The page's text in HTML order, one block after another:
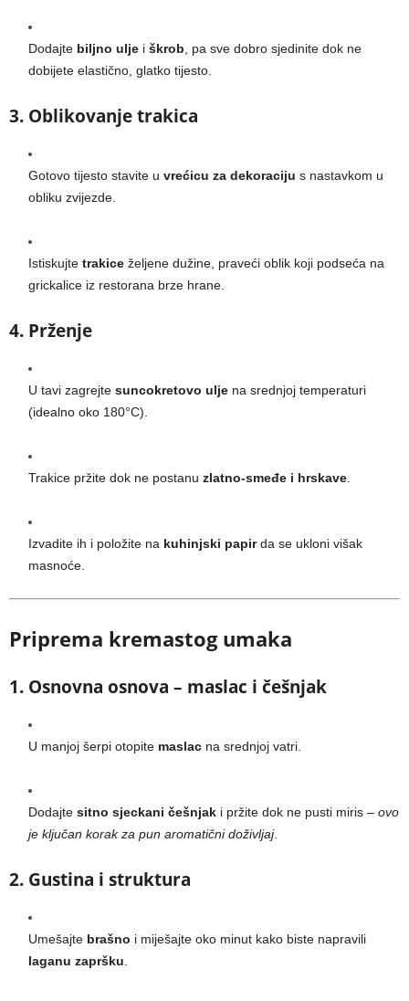
Dodajte biljno ulje i škrob , pa sve dobro sjedinite dok ne
dobijete elastično, glatko tijesto.
3. Oblikovanje trakica
Gotovo tijesto stavite u vrećicu za dekoraciju s nastavkom u
obliku zvijezde.
Istiskujte trakice željene dužine, praveći oblik koji podseća na
grickalice iz restorana brze hrane.
4. Prženje
U tavi zagrejte suncokretovo ulje na srednjoj temperaturi
(idealno oko 180°C).
Trakice pržite dok ne postanu zlatno-smeđe i hrskave
Izvadite ih i položite na kuhinjski papirda se ukloni višak
masnoće.
Priprema kremastog umaka
1. Osnovna osnova – maslac i češnjak
U manjoj šerpi otopite maslac na srednjoj vatri.
Dodajte sitno sjeckani češnjak i pržite dok ne pusti miris – ovo
je ključan korak za pun aromatični doživljaj.
2. Gustina i struktura
Umešajte brašno i miješajte oko minut kako biste napravili
laganu zapršku